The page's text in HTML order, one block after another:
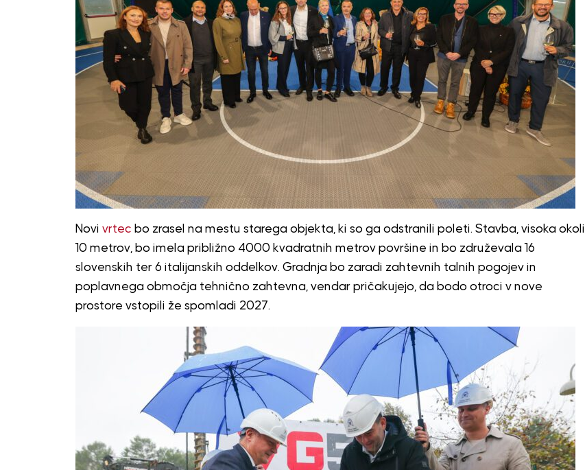
Novi vrtec bo zrasel na mestu starega objekta, ki so ga odstranili poleti. Stavba, visoka okoli
10 metrov, bo imela približno 4000 kvadratnih metrov površine in bo združevala 16
slovenskih ter 6 italijanskih oddelkov. Gradnja bo zaradi zahtevnih talnih pogojev in
poplavnega območja tehnično zahtevna, vendar pričakujejo, da bodo otroci v nove
prostore vstopili že spomladi 2027.